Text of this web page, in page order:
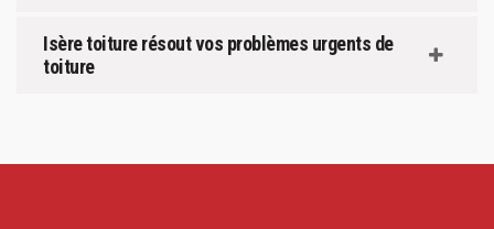
Isère toiture résout vos problèmes urgents de
toiture